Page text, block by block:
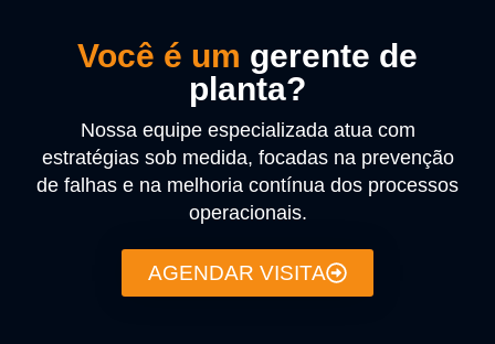
Você é um gerente de
planta?
Nossa equipe especializada atua com
estratégias sob medida, focadas na prevenção
de falhas e na melhoria contínua dos processos
operacionais.
AGENDAR VISITA